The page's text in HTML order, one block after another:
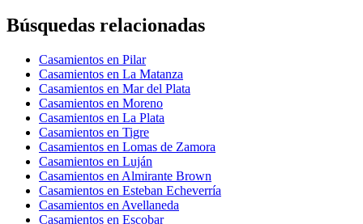
Búsquedas relacionadas
Casamientos en Pilar
Casamientos en La Matanza
Casamientos en Mar del Plata
Casamientos en Moreno
Casamientos en La Plata
Casamientos en Tigre
Casamientos en Lomas de Zamora
Casamientos en Luján
Casamientos en Almirante Brown
Casamientos en Esteban Echeverría
Casamientos en Avellaneda
Casamientos en Escobar